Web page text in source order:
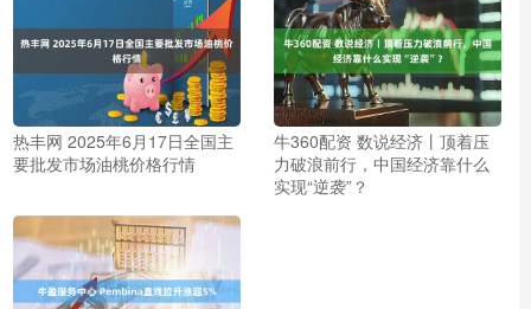
热丰网 2025年6月17日全国主
要批发市场油桃价格行情
牛360配资 数说经济丨顶着压
力破浪前行，中国经济靠什么
实现“逆袭”？